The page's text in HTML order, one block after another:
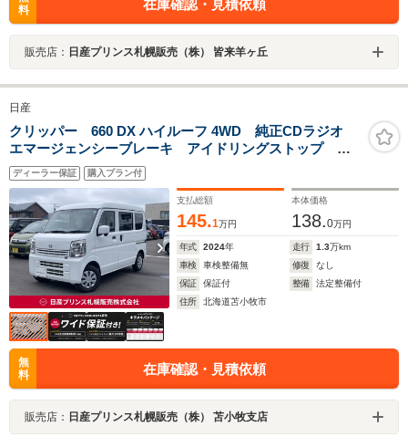
料
在庫確認・見積依頼
販売店： 日産プリンス札幌販売（株） 皆来羊ヶ丘
日産
クリッパー 660 DX ハイルーフ 4WD 純正CDラジオ
エマージェンシーブレーキ アイドリングストップ 車
線逸脱警報 4WD2WD切替 シートヒーター
ディーラー保証 購入プラン付
支払総額
145.1万円
本体価格
138.0万円
年式 2024年 走行 1.3万km
車検
車検整備無 修復
なし
保証
保証付 整備
法定整備付
住所
北海道苫小牧市
無
料
在庫確認・見積依頼
販売店： 日産プリンス札幌販売（株） 苫小牧支店